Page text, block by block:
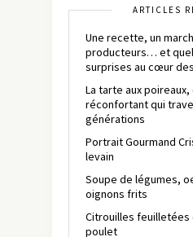
ARTICLES
Une recette, un
producteurs… et
surprises au cœur
La tarte aux
réconfortant qui
générations
Portrait Gourmand
levain
Soupe de légumes,
oignons frits
Citrouilles feuilletées
poulet